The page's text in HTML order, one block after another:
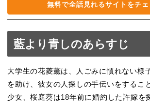
無料で全話見れるサイトをチェ
藍より青しのあらすじ
大学生の花菱薫は、人ごみに慣れない様
を助け、彼女の人探しの手伝いをするこ
少女、桜庭葵は18年前に婚約した許嫁を